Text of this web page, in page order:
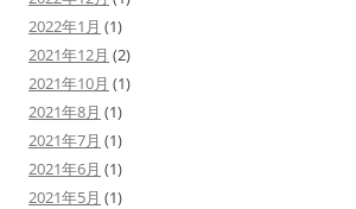
2022年1月 (1)
2021年12月 (2)
2021年10月 (1)
2021年8月 (1)
2021年7月 (1)
2021年6月 (1)
2021年5月 (1)